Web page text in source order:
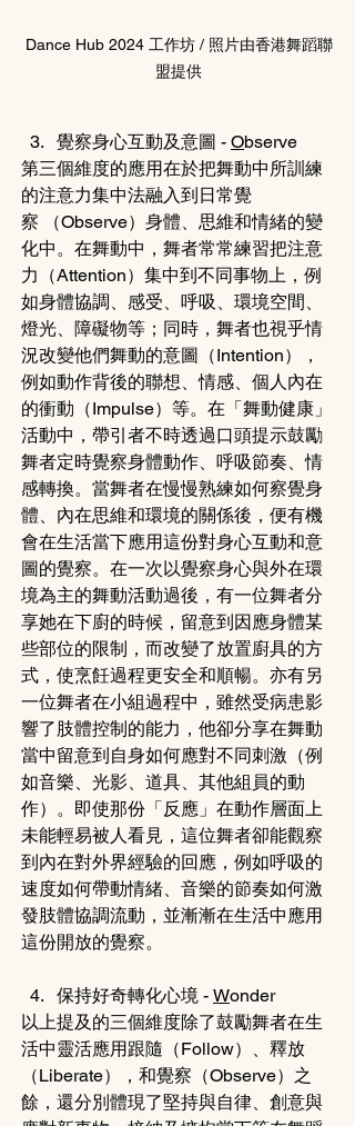
Dance Hub 2024 工作坊 / 照片由香港舞蹈聯
盟提供
覺察身心互動及意圖 - Observe
第三個維度的應用在於把舞動中所訓練
的注意力集中法融入到日常覺
察 （Observe）身體、思維和情緒的變
化中。在舞動中，舞者常常練習把注意
力（Attention）集中到不同事物上，例
如身體協調、感受、呼吸、環境空間、
燈光、障礙物等；同時，舞者也視乎情
況改變他們舞動的意圖（Intention），
例如動作背後的聯想、情感、個人內在
的衝動（Impulse）等。在「舞動健康」
活動中，帶引者不時透過口頭提示鼓勵
舞者定時覺察身體動作、呼吸節奏、情
感轉換。當舞者在慢慢熟練如何察覺身
體、內在思維和環境的關係後，便有機
會在生活當下應用這份對身心互動和意
圖的覺察。在一次以覺察身心與外在環
境為主的舞動活動過後，有一位舞者分
享她在下廚的時候，留意到因應身體某
些部位的限制，而改變了放置廚具的方
式，使烹飪過程更安全和順暢。亦有另
一位舞者在小組過程中，雖然受病患影
響了肢體控制的能力，他卻分享在舞動
當中留意到自身如何應對不同刺激（例
如音樂、光影、道具、其他組員的動
作）。即使那份「反應」在動作層面上
未能輕易被人看見，這位舞者卻能觀察
到內在對外界經驗的回應，例如呼吸的
速度如何帶動情緒、音樂的節奏如何激
發肢體協調流動，並漸漸在生活中應用
這份開放的覺察。
保持好奇轉化心境 - Wonder
以上提及的三個維度除了鼓勵舞者在生
活中靈活應用跟隨（Follow）、釋放
（Liberate），和覺察（Observe）之
餘，還分別體現了堅持與自律、創意與